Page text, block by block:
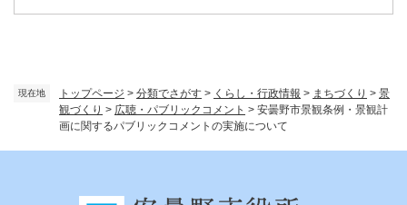
現在地 トップページ > 分類でさがす > くらし・行政情報 > まちづくり > 景
観づくり > 広聴・パブリックコメント > 安曇野市景観条例・景観計
画に関するパブリックコメントの実施について